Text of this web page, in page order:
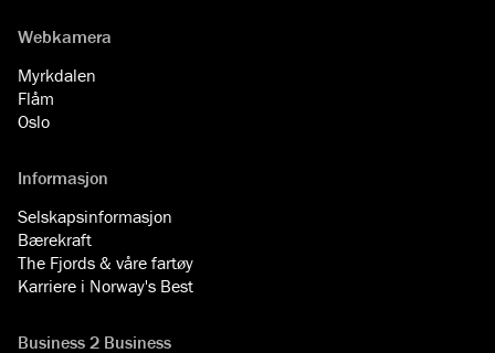
Webkamera
Myrkdalen
Flåm
Oslo
Informasjon
Selskapsinformasjon
Bærekraft
The Fjords & våre fartøy
Karriere i Norway's Best
Business 2 Business